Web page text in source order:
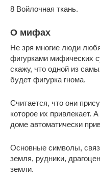
8 Войлочная ткань.
О мифах
Не зря многие люди
фигурками мифических
скажу, что одной из
будет фигурка гнома.
Считается, что они
которое их привлекает.
доме автоматически
Основные символы,
земля, рудники,
земли.